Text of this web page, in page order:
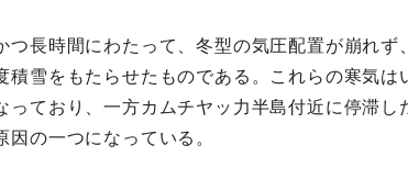
長時間にわたって、冬型の気圧配置が崩れ
雪をもたらせたものである。これらの寒気
ており、一方カムチヤッ力半島付近に停滞
の一つになっている。